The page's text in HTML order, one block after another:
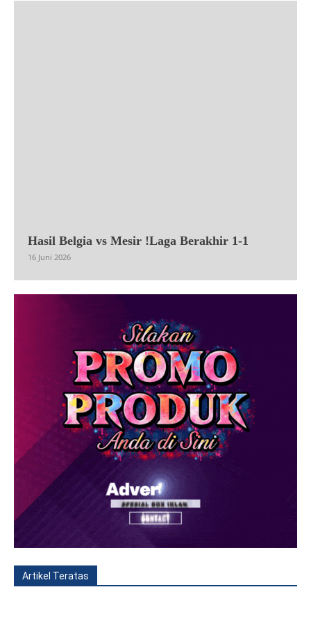
Hasil Belgia vs Mesir !Laga Berakhir 1-1
16 Juni 2026
Artikel Teratas